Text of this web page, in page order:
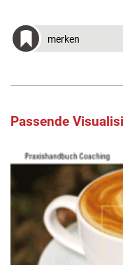
merken
Passende